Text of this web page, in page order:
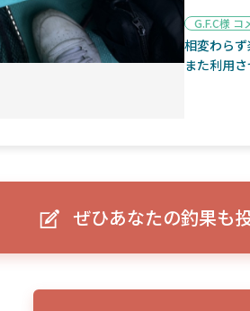
G.F.C様 コ
相変わら
また利用
ぜひあなたの釣果も
ELowrance EAGLE 7/9インチ